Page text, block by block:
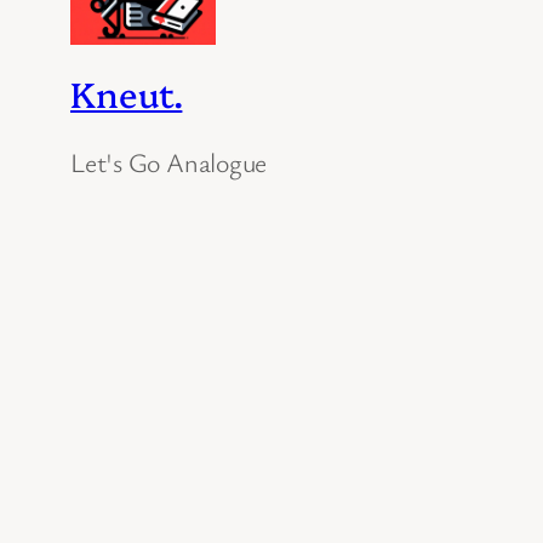
Kneut.
Let's Go Analogue